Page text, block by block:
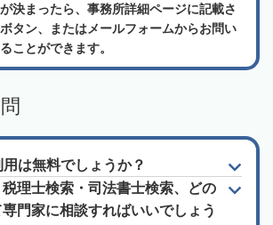
決まったら、事務所詳細ページに記載さ
タン、またはメールフォームからお問い
ことができます。
は無料でしょうか？
理士検索・司法書士検索、どの
門家に相談すればいいでしょう